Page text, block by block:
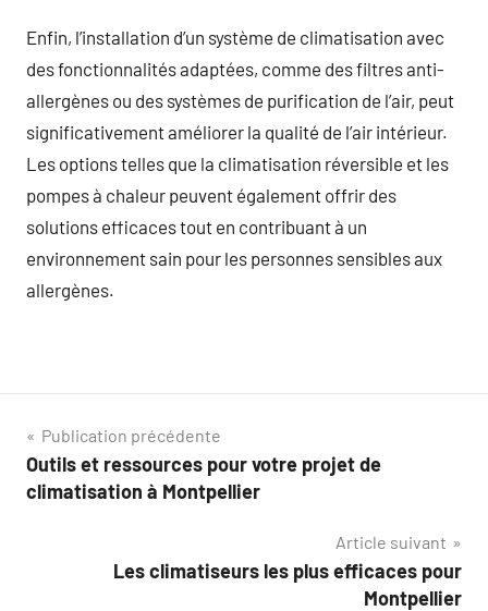
Enfin, l’installation d’un système de climatisation avec
des fonctionnalités adaptées, comme des filtres anti-
allergènes ou des systèmes de purification de l’air, peut
significativement améliorer la qualité de l’air intérieur.
Les options telles que la climatisation réversible et les
pompes à chaleur peuvent également offrir des
solutions efficaces tout en contribuant à un
environnement sain pour les personnes sensibles aux
allergènes.
Navigation
de
Publication précédente
Outils et ressources pour votre projet de
climatisation à Montpellier
Article suivant
Les climatiseurs les plus efficaces pour
Montpellier